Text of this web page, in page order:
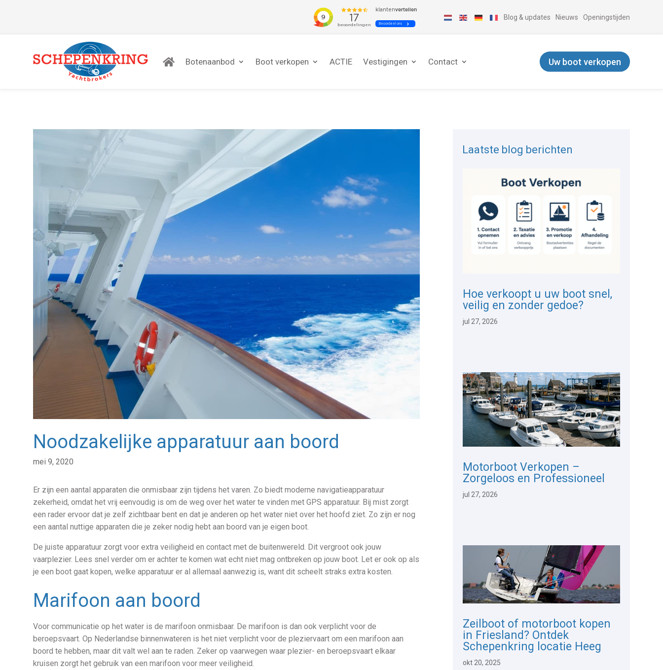
Blog & updates Nieuws Openingstijden
Botenaanbod Boot verkopen ACTIE Vestigingen Contact Uw boot verkopen
Noodzakelijke apparatuur aan boord
mei 9, 2020
Er zijn een aantal apparaten die onmisbaar zijn tijdens het varen. Zo biedt moderne navigatieapparatuur
zekerheid, omdat het vrij eenvoudig is om de weg over het water te vinden met GPS apparatuur. Bij mist zorgt
een rader ervoor dat je zelf zichtbaar bent en dat je anderen op het water niet over het hoofd ziet. Zo zijn er nog
een aantal nuttige apparaten die je zeker nodig hebt aan boord van je eigen boot.
De juiste apparatuur zorgt voor extra veiligheid en contact met de buitenwereld. Dit vergroot ook jouw
vaarplezier. Lees snel verder om er achter te komen wat echt niet mag ontbreken op jouw boot. Let er ook op als
je een boot gaat kopen, welke apparatuur er al allemaal aanwezig is, want dit scheelt straks extra kosten.
Marifoon aan boord
Voor communicatie op het water is de marifoon onmisbaar. De marifoon is dan ook verplicht voor de
beroepsvaart. Op Nederlandse binnenwateren is het niet verplicht voor de pleziervaart om een marifoon aan
boord te hebben, maar dit valt wel aan te raden. Zeker op vaarwegen waar plezier- en beroepsvaart elkaar
kruisen zorgt het gebruik van een marifoon voor meer veiligheid.
Laatste blog berichten
Hoe verkoopt u uw boot snel,
veilig en zonder gedoe?
jul 27, 2026
Motorboot Verkopen –
Zorgeloos en Professioneel
jul 27, 2026
Zeilboot of motorboot kopen
in Friesland? Ontdek
Schepenkring locatie Heeg
okt 20, 2025